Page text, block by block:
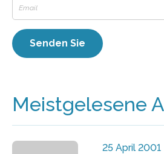
Meistgelesene
25 April 2001